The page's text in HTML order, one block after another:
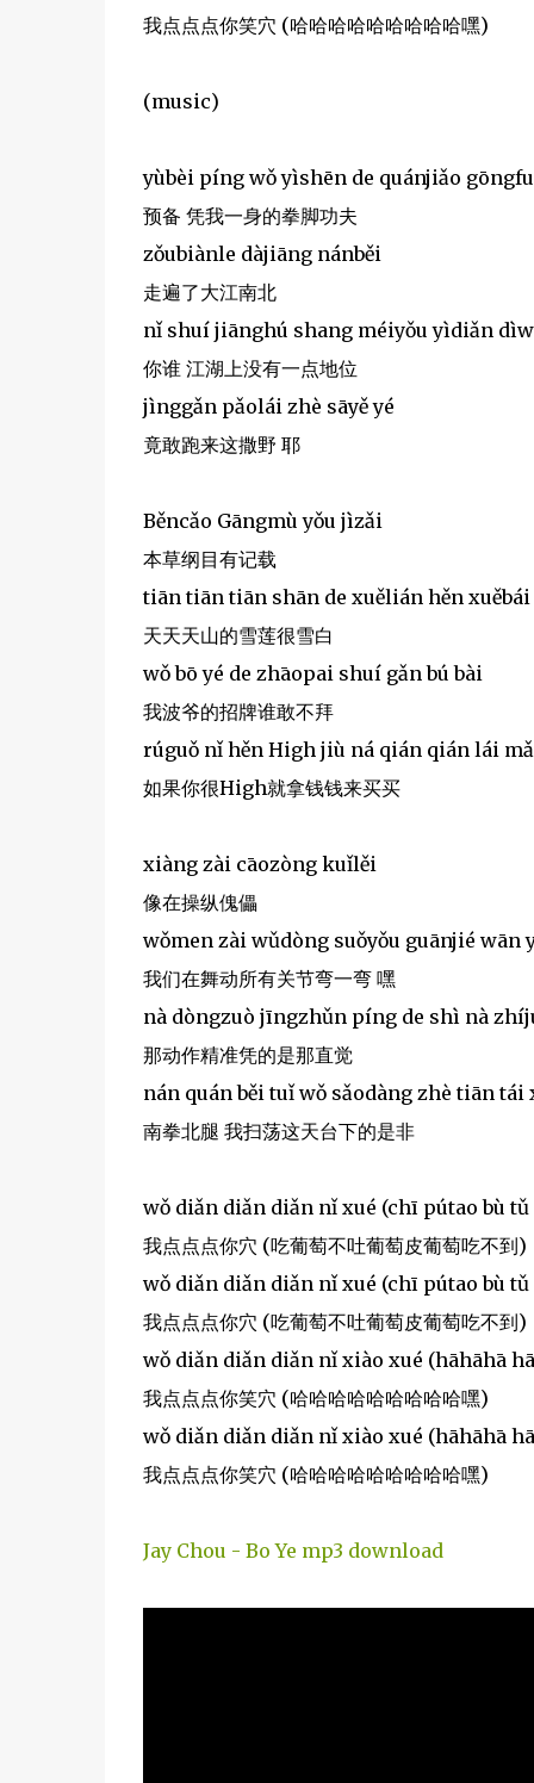
我点点点你笑穴 (哈哈哈哈哈哈哈哈哈嘿)
(music)
yùbèi píng wǒ yìshēn de quánjiǎo gōngfu
预备 凭我一身的拳脚功夫
zǒubiànle dàjiāng nánběi
走遍了大江南北
nǐ shuí jiānghú shang méiyǒu yìdiǎn
你谁 江湖上没有一点地位
jìnggǎn pǎolái zhè sāyě yé
竟敢跑来这撒野 耶
Běncǎo Gāngmù yǒu jìzǎi
本草纲目有记载
tiān tiān tiān shān de xuělián hěn xuěbái
天天天山的雪莲很雪白
wǒ bō yé de zhāopai shuí gǎn bú bài
我波爷的招牌谁敢不拜
rúguǒ nǐ hěn High jiù ná qián qián lái
如果你很High就拿钱钱来买买
xiàng zài cāozòng kuǐlěi
像在操纵傀儡
wǒmen zài wǔdòng suǒyǒu guānjié wān
我们在舞动所有关节弯一弯 嘿
nà dòngzuò jīngzhǔn píng de shì nà
那动作精准凭的是那直觉
nán quán běi tuǐ wǒ sǎodàng zhè tiān
南拳北腿 我扫荡这天台下的是非
wǒ diǎn diǎn diǎn nǐ xué (chī pútao bù
我点点点你穴 (吃葡萄不吐葡萄皮葡萄吃不到)
wǒ diǎn diǎn diǎn nǐ xué (chī pútao bù
我点点点你穴 (吃葡萄不吐葡萄皮葡萄吃不到)
wǒ diǎn diǎn diǎn nǐ xiào xué (hāhāhā
我点点点你笑穴 (哈哈哈哈哈哈哈哈哈嘿)
wǒ diǎn diǎn diǎn nǐ xiào xué (hāhāhā
我点点点你笑穴 (哈哈哈哈哈哈哈哈哈嘿)
Jay Chou - Bo Ye mp3 download